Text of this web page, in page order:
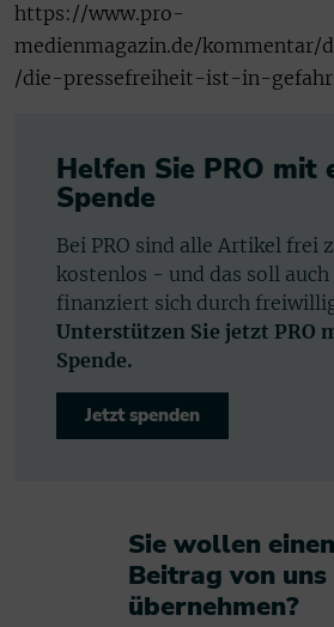
https://www.pro-
medienmagazin.de/kommentar/
/die-pressefreiheit-ist-in-
Helfen Sie PRO mit
Spende
Bei PRO sind alle Artikel frei
kostenlos - und das soll auch
finanziert sich durch
Unterstützen Sie jetzt PRO
Spende.
Jetzt spenden
Sie wollen einen
Beitrag von uns
übernehmen?​